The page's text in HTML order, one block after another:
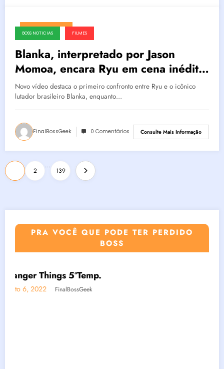
agosto 3, 2026
BOSS NOTICIAS FILMES
Blanka, interpretado por Jason
Momoa, encara Ryu em cena inédita
de “Street Fighter”; Paramount
revela novo trecho do aguardado
live-action
Novo vídeo destaca o primeiro confronto entre Ryu e o icônico
lutador brasileiro Blanka, enquanto…
FinalBossGeek 0 Comentários Consulte Mais Informação
Paginação
de
2
…
139
PRA VOCÊ QUE PODE TER PERDIDO
BOSS